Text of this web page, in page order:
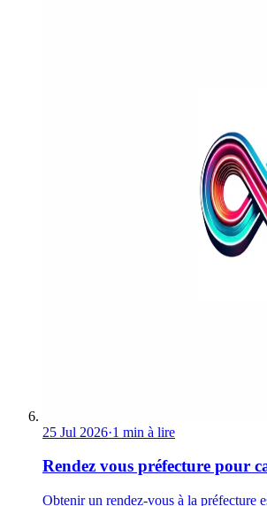
25 Jul 2026·1 min à lire
Rendez vous préfecture pour
Obtenir un rendez-vous à la préfecture